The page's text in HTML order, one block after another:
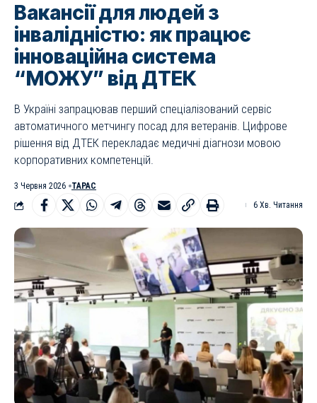
Вакансії для людей з
інвалідністю: як працює
інноваційна система
“МОЖУ” від ДТЕК
В Україні запрацював перший спеціалізований сервіс
автоматичного метчингу посад для ветеранів. Цифрове
рішення від ДТЕК перекладає медичні діагнози мовою
корпоративних компетенцій.
3 Червня 2026
ТАРАС
6 Хв. Читання